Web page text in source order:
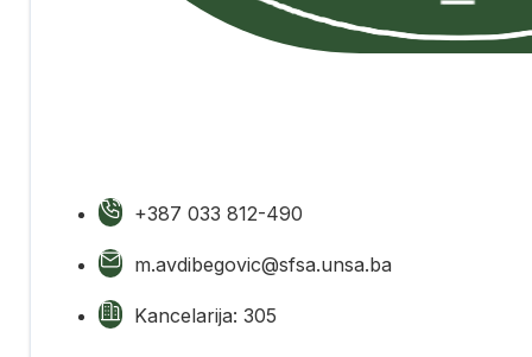
+387 033 812-490
m.avdibegovic@sfsa.unsa.ba
Kancelarija: 305